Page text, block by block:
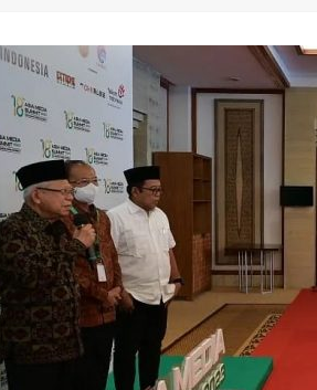
SUMATERA SEBAGAI MOTOR UTAMA